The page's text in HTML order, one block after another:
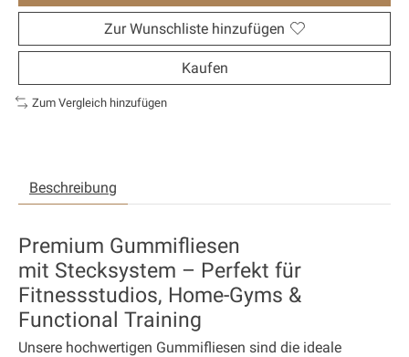
Zur Wunschliste hinzufügen
Kaufen
Zum Vergleich hinzufügen
Beschreibung
Premium Gummifliesen
mit Stecksystem – Perfekt für
Fitnessstudios, Home-Gyms &
Functional Training
Unsere hochwertigen Gummifliesen sind die ideale